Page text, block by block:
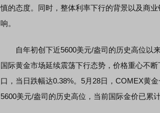
慎的态度。同时，整体利率下行的背景以及商
响。
自年初创下近5600美元/盎司的历史高位以来
国际黄金市场延续震荡下行态势，价格重心不
口，当日跌幅达0.38%。5月28日，COMEX黄
5600美元/盎司的历史高位，当前国际金价已累计